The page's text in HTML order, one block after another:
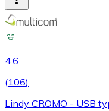
4.6
(106)
Lindy CROMO - USB